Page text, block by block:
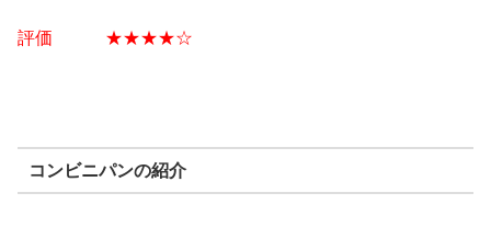
評価 ★★★★☆
コンビニパンの紹介